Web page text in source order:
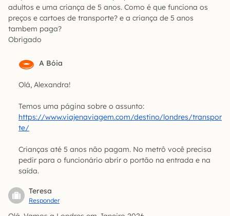
adultos e uma criança de 5 anos. Como é que funciona os
preços e cartoes de transporte? e a criança de 5 anos
tambem paga?
Obrigado
A Bóia
Olá, Alexandra!
Temos uma página sobre o assunto:
https://www.viajenaviagem.com/destino/londres/transpor
te/
Crianças até 5 anos não pagam. No metrô você precisa
pedir para o funcionário abrir o portão na entrada e na
saída.
Teresa
Responder